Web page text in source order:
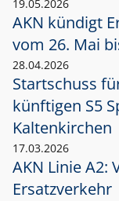
19.05.2026
AKN kündigt
vom 26. Mai
28.04.2026
Startschuss
künftigen S5
Kaltenkirchen
17.03.2026
AKN Linie A2:
Ersatzverkehr